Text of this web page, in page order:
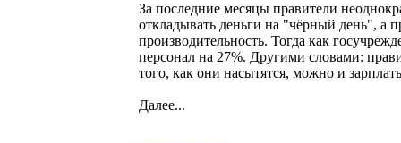
За последние месяцы правители
откладывать деньги на "чёрный день", а
производительность. Тогда как
персонал на 27%. Другими словами:
того, как они насытятся, можно и
Далее...